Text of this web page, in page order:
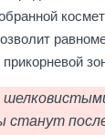
станут